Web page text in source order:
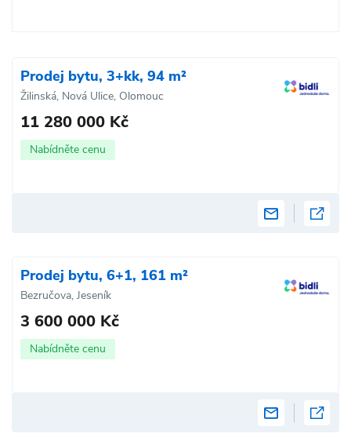
Prodej bytu, 3+kk, 94 m²
Žilinská, Nová Ulice, Olomouc
11 280 000 Kč
Nabídněte cenu
Prodej bytu, 6+1, 161 m²
Bezručova, Jeseník
3 600 000 Kč
Nabídněte cenu